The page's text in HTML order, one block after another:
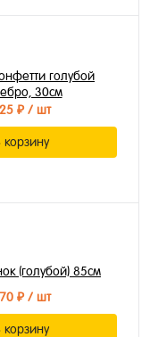
голубой
30см
₽/ шт
корзину
(голубой) 85см
₽/ шт
корзину